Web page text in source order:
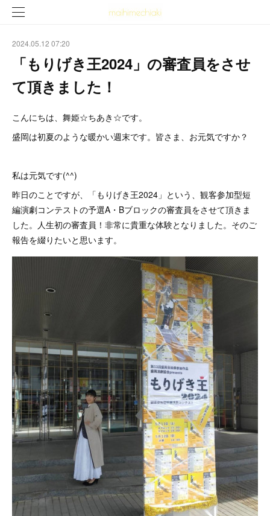
2024.05.12 07:20
「もりげき王2024」の審査員をさせ
て頂きました！
こんにちは、舞姫☆ちあき☆です。
盛岡は初夏のような暖かい週末です。皆さま、お元気ですか？
私は元気です(^^)
昨日のことですが、「もりげき王2024」という、観客参加型短
編演劇コンテストの予選A・Bブロックの審査員をさせて頂きま
した。人生初の審査員！非常に貴重な体験となりました。そのご
報告を綴りたいと思います。